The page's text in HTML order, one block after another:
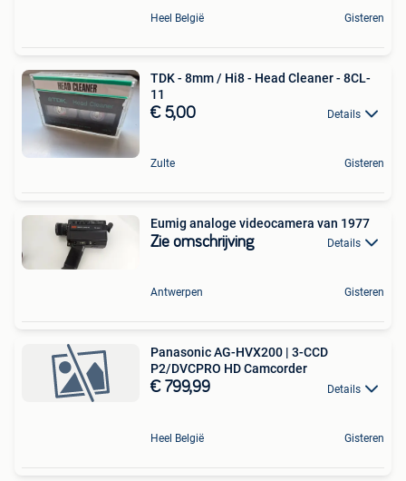
Heel België Gisteren
TDK - 8mm / Hi8 - Head Cleaner - 8CL-
11
€ 5,00 Details
Zulte Gisteren
Eumig analoge videocamera van 1977
Zie omschrijving Details
Antwerpen Gisteren
Panasonic AG-HVX200 | 3-CCD
P2/DVCPRO HD Camcorder
€ 799,99 Details
Heel België Gisteren